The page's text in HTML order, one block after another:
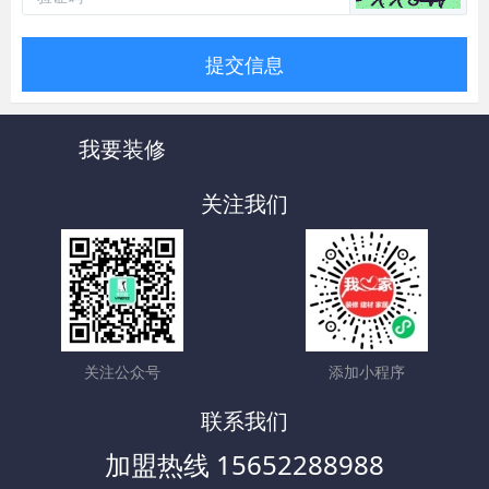
提交信息
我要装修
关注我们
关注公众号 添加小程序
联系我们
加盟热线 15652288988